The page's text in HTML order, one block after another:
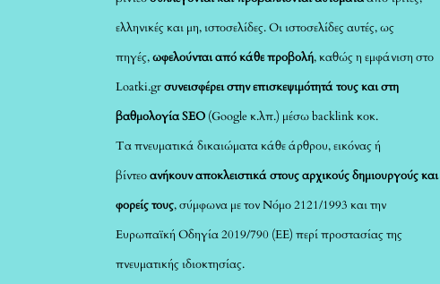
ελληνικές και μη, ιστοσελίδες. Οι ιστοσελίδες αυτές, ως
πηγές,ωφελούνται από κάθε προβολή, καθώς η εμφάνιση στο
Loatki.grσυνεισφέρει στην επισκεψιμότητά τους και στη
βαθμολογία SEO (Google κ.λπ.) μέσω backlink κοκ.
Τα πνευματικά δικαιώματα κάθε άρθρου, εικόνας ή
βίντεοανήκουν αποκλειστικά στους αρχικούς δημιουργούς και
φορείς τους, σύμφωνα με τον Νόμο 2121/1993 και την
Ευρωπαϊκή Οδηγία 2019/790 (ΕΕ) περί προστασίας της
πνευματικής ιδιοκτησίας.